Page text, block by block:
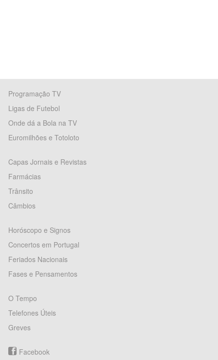
Programação TV
Ligas de Futebol
Onde dá a Bola na TV
Euromilhões e Totoloto
Capas Jornais e Revistas
Farmácias
Trânsito
Câmbios
Horóscopo e Signos
Concertos em Portugal
Feriados Nacionais
Fases e Pensamentos
O Tempo
Telefones Úteis
Greves
Facebook